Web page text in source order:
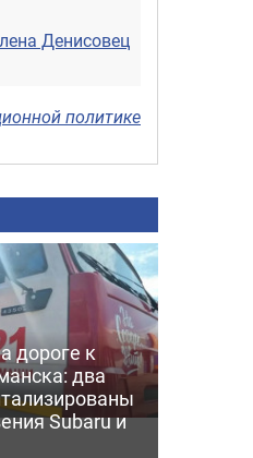
Денисовец
политике
дороге к
два
Subaru и